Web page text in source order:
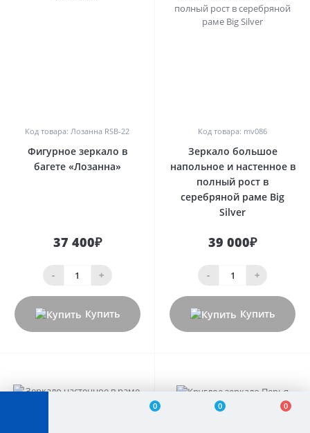
0 0 0
Код товара: Лозанна RSB-22
Фигурное зеркало в
багете «Лозанна»
37 400₽
- +
Купить
Код товара: mv086
Зеркало большое
напольное и настенное в
полный рост в
серебряной раме Big
Silver
39 000₽
- +
Купить